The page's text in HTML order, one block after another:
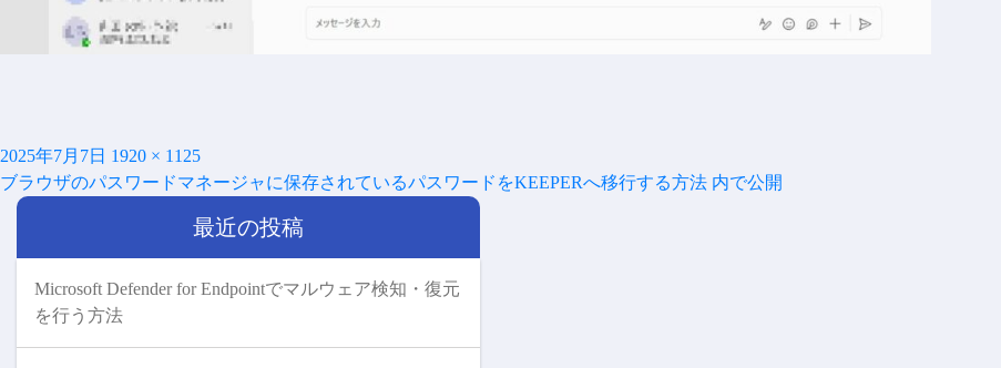
投
稿
日:
2025年7月7日 フ
ル
ズ
1920 × 1125
投
ブラウザのパスワードマネージャに保存されているパスワードをKEEPERへ移行する方法 内で公開
最近の投稿
Microsoft Defender for Endpointでマルウェア検知・復元
を行う方法